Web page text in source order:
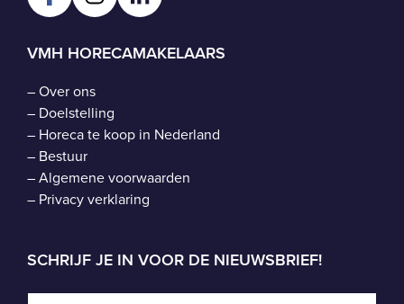
VMH HORECAMAKELAARS
–Over ons
– Doelstelling
– Horeca te koop in Nederland
– Bestuur
–Algemene voorwaarden
– Privacy verklaring
SCHRIJF JE IN VOOR DE NIEUWSBRIEF!